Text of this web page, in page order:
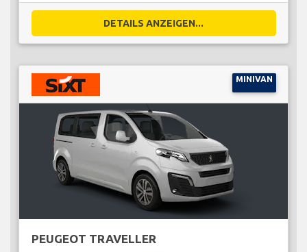
DETAILS ANZEIGEN...
MINIVAN
PEUGEOT TRAVELLER